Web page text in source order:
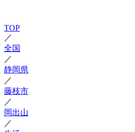
TOP
／
全国
／
静岡県
／
藤枝市
／
岡出山
／